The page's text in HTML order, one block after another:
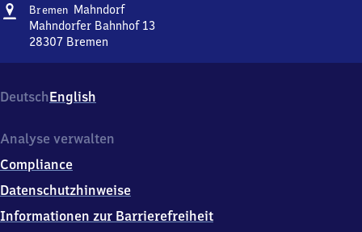
Adresse
Bremen MahndorfBremen-
Mahndorf
Mahndorfer Bahnhof 13
28307 Bremen
Mahndorfer
Bahnhof
2
3
0
Bremen
DeutschEnglish
Analyse verwalten
Compliance
Datenschutzhinweise
Informationen zur Barrierefreiheit